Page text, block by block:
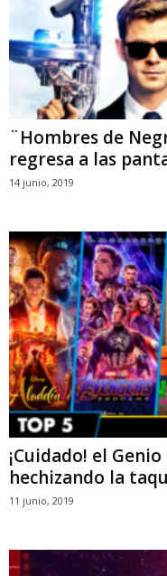
¨Hombres de
regresa a las
14 junio, 2019
¡Cuidado! el
hechizando la
11 junio, 2019